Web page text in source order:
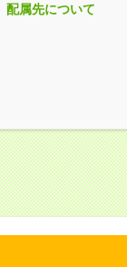
配属先について